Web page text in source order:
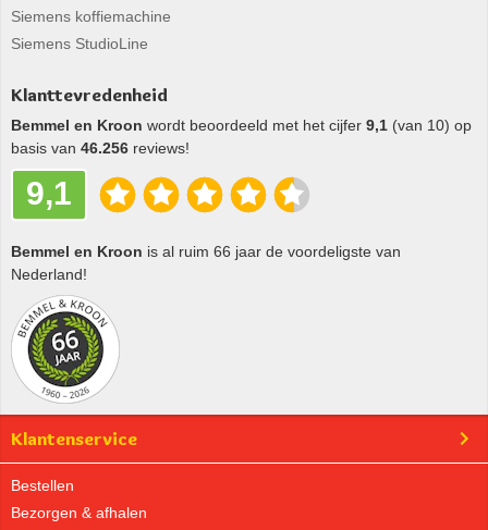
Siemens koffiemachine
Siemens StudioLine
Klanttevredenheid
Bemmel en Kroon wordt beoordeeld met het cijfer 9,1 (van 10) op
basis van 46.256 reviews!
9,1
Bemmel en Kroon is al ruim 66 jaar de voordeligste van
Nederland!
Klantenservice
Bestellen
Bezorgen & afhalen